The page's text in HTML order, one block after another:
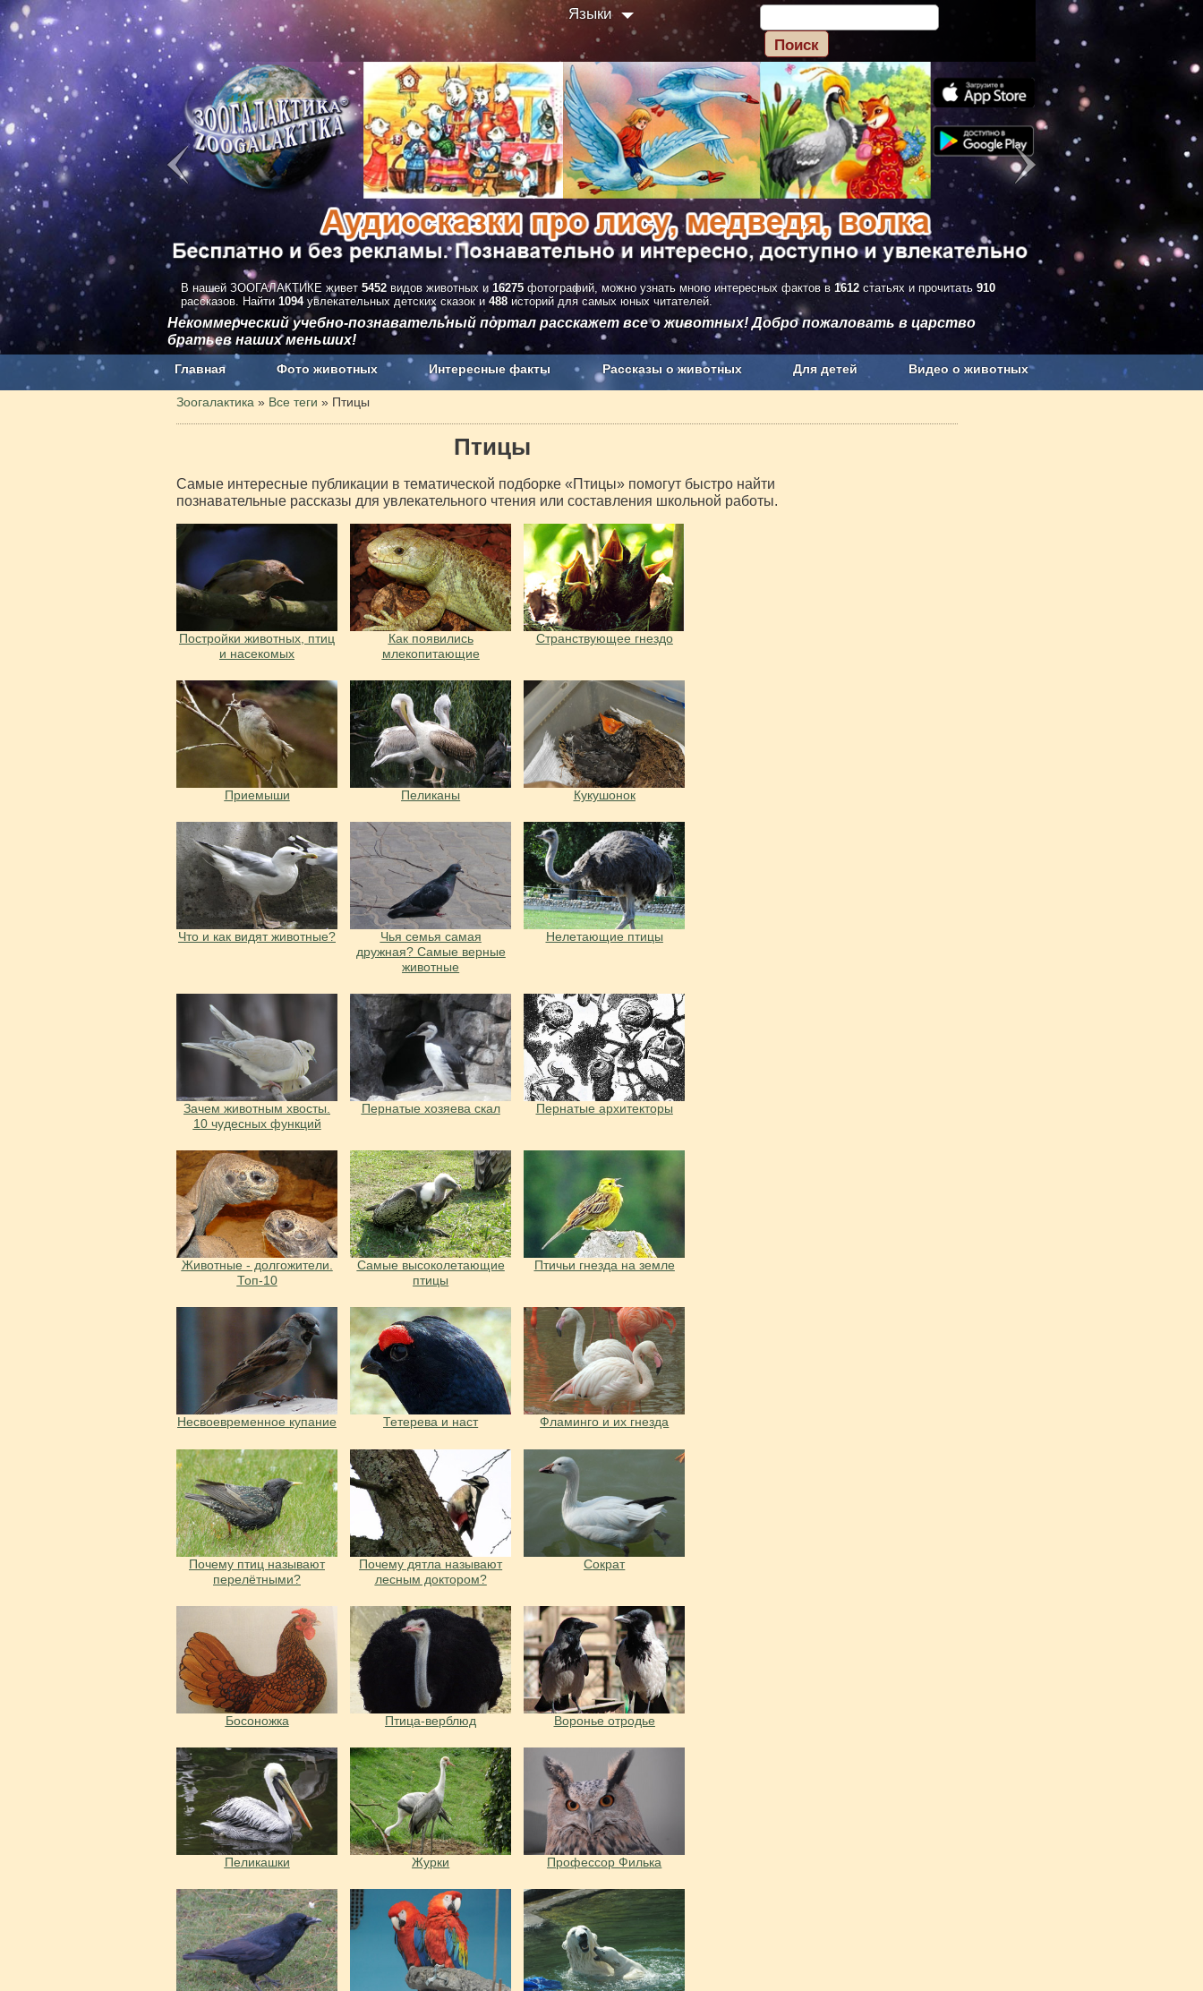
Языки
В нашей ЗООГАЛАКТИКЕ живет 5452 видов животных и 16275 фотографий, можно узнать много интересных фактов в 1612 статьях и прочитать 910
рассказов. Найти 1094увлекательных детских сказок и 488 историй для самых юных читателей.
Некоммерческий учебно-познавательный портал расскажет все о животных! Добро пожаловать в царство
братьев наших меньших!
Главная Фото животных Интересные факты Рассказы о животных Для детей Видео о животных
Наши приложения. Бесплатно и без рекламы
Зоогалактика » Все теги » Птицы
Птицы
Самые интересные публикации в тематической подборке «Птицы» помогут быстро найти
познавательные рассказы для увлекательного чтения или составления школьной работы.
Постройки животных, птиц
и насекомых
Как появились
млекопитающие
Странствующее гнездо
Приемыши Пеликаны Кукушонок
Что и как видят животные?
Чья семья самая
дружная? Самые верные
животные
Нелетающие птицы
Зачем животным хвосты.
10 чудесных функций
Пернатые хозяева скал Пернатые архитекторы
Животные - долгожители.
Топ-10
Самые высоколетающие
птицы
Птичьи гнезда на земле
Несвоевременное купание Тетерева и наст Фламинго и их гнезда
Почему птиц называют
перелётными?
Почему дятла называют
лесным доктором?
Сократ
Босоножка Птица-верблюд Воронье отродье
Пеликашки Журки Профессор Филька